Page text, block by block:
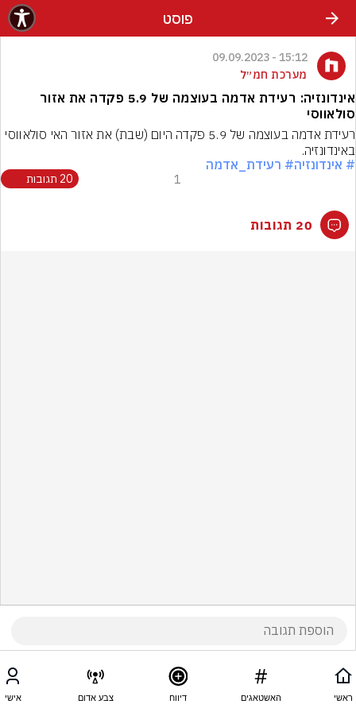
פוסט
15:12 - 09.09.2023
מערכת חמ״ל
אינדונזיה: רעידת אדמה בעוצמה של 5.9 פקדה את אזור
סולאווסי
באינדונזיה.
# אינדונזיה# רעידת_אדמה
1 20 תגובות
20 תגובות
ראשי האשטאגים דיווח צבע אדום אישי